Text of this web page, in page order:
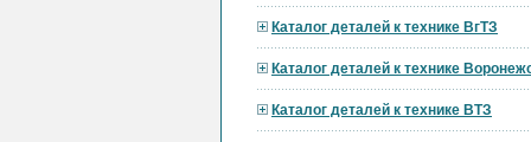
Каталог деталей к технике ВгТЗ
Каталог деталей к технике
Каталог деталей к технике ВТЗ